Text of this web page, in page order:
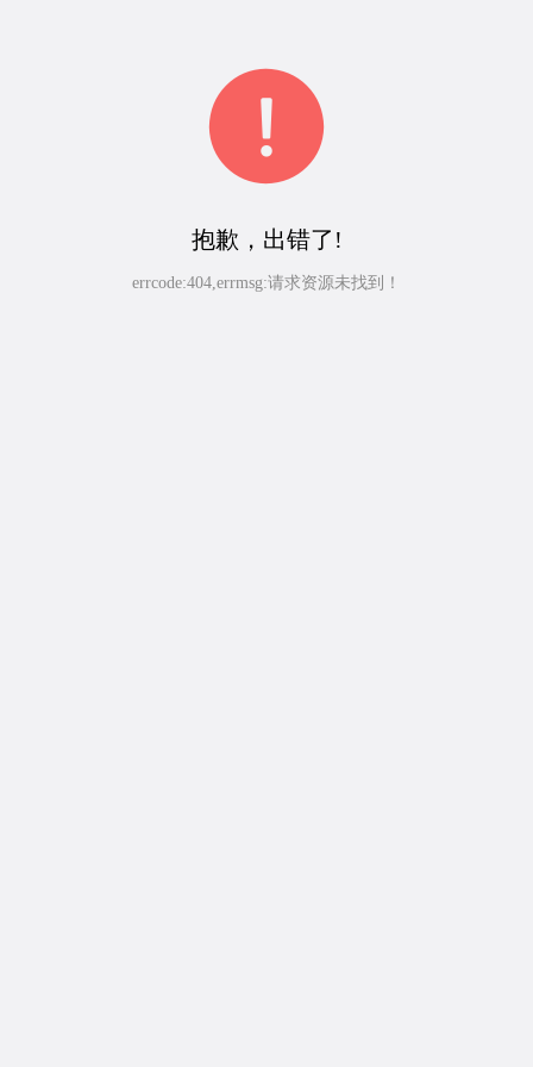
抱歉，出错了!
errcode:404,errmsg:请求资源未找到！